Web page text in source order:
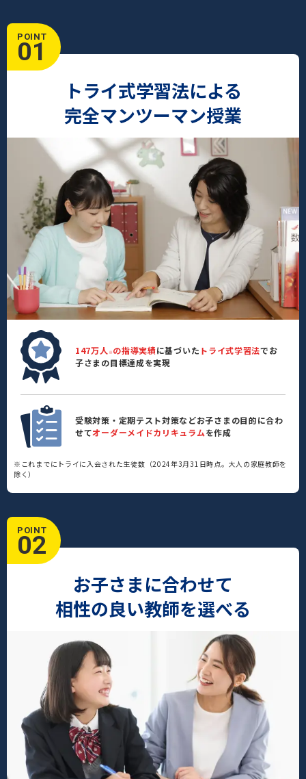
POINT
01
トライ式学習法による
完全マンツーマン授業
147万人 ※ の指導実績に基づいた トライ式学習法でお
子さまの目標達成を実現
受験対策・定期テスト対策などお子さまの目的に合わ
せてオーダーメイドカリキュラムを作成
※これまでにトライに入会された生徒数（2024年3月31日時点。大人の家庭教師を
除く）
POINT
02
お子さまに合わせて
相性の良い教師を選べる